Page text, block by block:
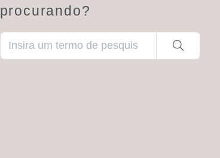
procurando?
Quando estiverem disponíveis resultados